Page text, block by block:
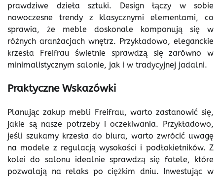
prawdziwe dzieła sztuki. Design łączy w sobie
nowoczesne trendy z klasycznymi elementami, co
sprawia, że meble doskonale komponują się w
różnych aranżacjach wnętrz. Przykładowo, eleganckie
krzesła Freifrau świetnie sprawdzą się zarówno w
minimalistycznym salonie, jak i w tradycyjnej jadalni.
Praktyczne Wskazówki
Planując zakup mebli Freifrau, warto zastanowić się,
jakie są nasze potrzeby i oczekiwania. Przykładowo,
jeśli szukamy krzesła do biura, warto zwrócić uwagę
na modele z regulacją wysokości i podłokietników. Z
kolei do salonu idealnie sprawdzą się fotele, które
pozwalają na relaks po ciężkim dniu. Inwestując w